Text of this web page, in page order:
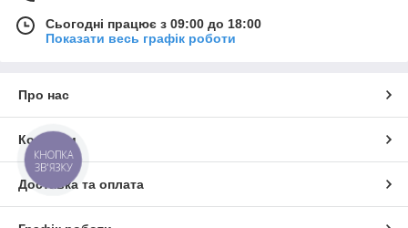
Сьогодні працює з 09:00 до 18:00
Показати весь графік роботи
Про нас
Контакти
Доставка та оплата
КНОПКА
ЗВ'ЯЗКУ